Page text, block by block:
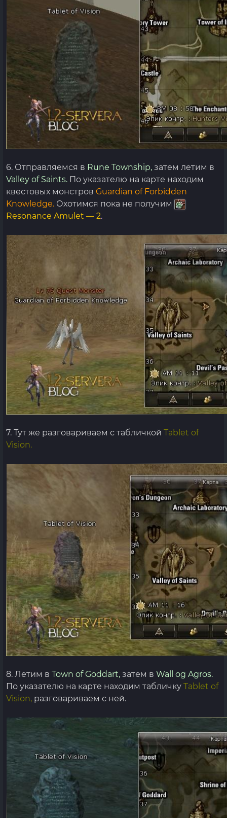
6. Отправляемся в Rune Township, затем летим в
Valley of Saints. По указателю на карте находим
квестовых монстров Guardian of Forbidden
Knowledge. Охотимся пока не получим
Resonance Amulet — 2.
7. Тут же разговариваем с табличкой Tablet of
Vision.
8. Летим в Town of Goddart, затем в Wall og Agros.
По указателю на карте находим табличку Tablet of
Vision, разговариваем с ней.